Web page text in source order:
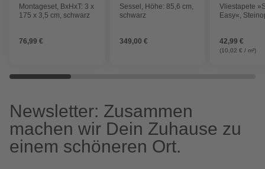
Montageset, BxHxT: 3 x
175 x 3,5 cm, schwarz
76,99 €
Sessel, Höhe: 85,6 cm,
schwarz
349,00 €
Vliestapete
Easy«,
42,99 €
(10,02 € / m²)
Newsletter: Zusammen
machen wir Dein Zuhause zu
einem schöneren Ort.